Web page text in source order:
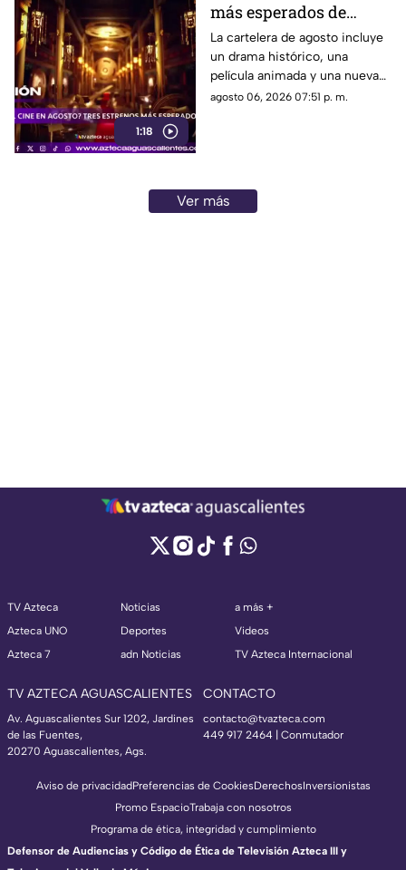
1:18
más esperados de
agosto
La cartelera de agosto incluye
un drama histórico, una
película animada y una nueva
entrega de terror para distintos
agosto 06, 2026 07:51 p. m.
Ver más
TV Azteca
Azteca UNO
Azteca 7
Noticias
Deportes
adn Noticias
a más +
Videos
TV Azteca Internacional
TV AZTECA AGUASCALIENTES
Av. Aguascalientes Sur 1202, Jardines
de las Fuentes,
20270 Aguascalientes, Ags.
CONTACTO
contacto@tvazteca.com
449 917 2464 | Conmutador
Aviso de privacidadPreferencias de CookiesDerechosInversionistas
Promo EspacioTrabaja con nosotros
Programa de ética, integridad y cumplimiento
Defensor de Audiencias y Código de Ética de Televisión Azteca III y